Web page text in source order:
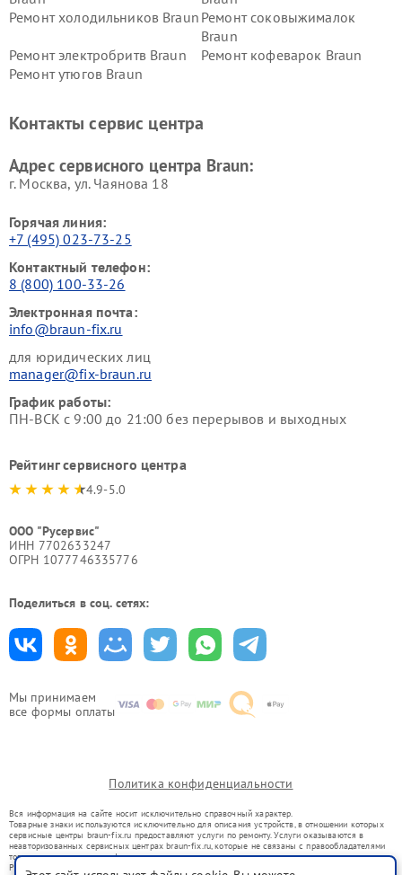
Мы принимаем
все формы оплаты
Ремонт холодильников Braun Ремонт соковыжималок
Braun
Ремонт электробритв Braun
Ремонт кофеварок Braun
Ремонт утюгов Braun
Контакты сервис центра
Адрес сервисного центра Braun:
г. Москва, ул. Чаянова 18
Горячая линия:
+7 (495) 023-73-25
Контактный телефон:
8 (800) 100-33-26
Электронная почта:
info@braun-fix.ru
для юридических лиц
manager@fix-braun.ru
График работы:
ПН-ВСК с 9:00 до 21:00 без перерывов и выходных
Рейтинг сервисного центра
4.9-5.0
ООО "Русервис"
ИНН 7702633247
ОГРН 1077746335776
Поделиться в соц. сетях:
Политика конфиденциальности
Вся информация на сайте носит исключительно справочный характер.
Товарные знаки используются исключительно для описания устройств, в отношении которых
сервисные центры braun-fix.ru предоставляют услуги по ремонту. Услуги оказываются в
неавторизованных сервисных центрах braun-fix.ru, которые не связаны с правообладателями
товарных знаков или их официальными представителями.
Ремонт осуществляется для устройств, уже введенных в гражданский оборот в соответствии